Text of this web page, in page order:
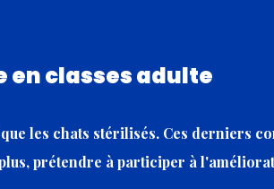
classes adulte
les chats stérilisés. Ces derniers
prétendre à participer à